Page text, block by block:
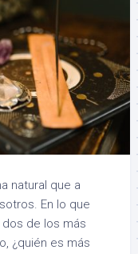
natural que a
En lo que
de los más
¿quién es más